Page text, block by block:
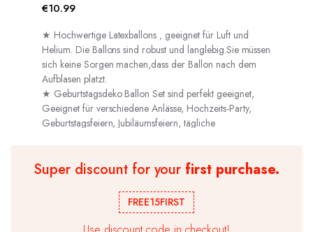
€10.99
★ Hochwertige Latexballons , geeignet für Luft und
Helium. Die Ballons sind robust und langlebig.Sie müssen
sich keine Sorgen machen,dass der Ballon nach dem
Aufblasen platzt.
★ Geburtstagsdeko Ballon Set sind perfekt geeignet,
Geeignet für verschiedene Anlässe, Hochzeits-Party,
Geburtstagsfeiern, Jubiläumsfeiern, tägliche
Super discount for yourfirst purchase.
FREE15FIRST